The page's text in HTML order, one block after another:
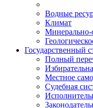
Водные
Климат
Минерально-
Государственный
Полный
Местное
Судебная